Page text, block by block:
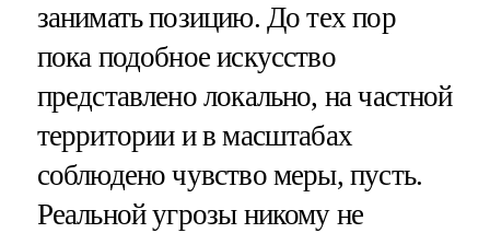
занимать позицию. До тех пор
пока подобное искусство
представлено локально, на частной
территории и в масштабах
соблюдено чувство меры, пусть.
Реальной угрозы никому не